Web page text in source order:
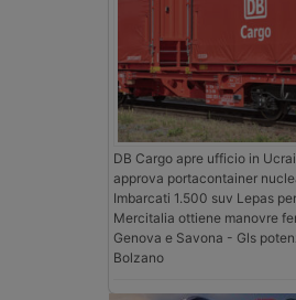
DB Cargo apre ufficio in
approva portacontainer
Imbarcati 1.500 suv Lepas
Mercitalia ottiene manovre
Genova e Savona - Gls
Bolzano